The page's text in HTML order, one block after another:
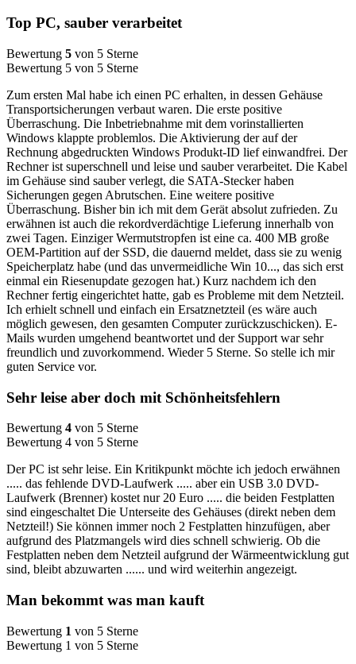
Top PC, sauber verarbeitet
Bewertung 5 von 5 Sterne
Bewertung 5 von 5 Sterne
Zum ersten Mal habe ich einen PC erhalten, in dessen Gehäuse
Transportsicherungen verbaut waren. Die erste positive
Überraschung. Die Inbetriebnahme mit dem vorinstallierten
Windows klappte problemlos. Die Aktivierung der auf der
Rechnung abgedruckten Windows Produkt-ID lief einwandfrei. Der
Rechner ist superschnell und leise und sauber verarbeitet. Die Kabel
im Gehäuse sind sauber verlegt, die SATA-Stecker haben
Sicherungen gegen Abrutschen. Eine weitere positive
Überraschung. Bisher bin ich mit dem Gerät absolut zufrieden. Zu
erwähnen ist auch die rekordverdächtige Lieferung innerhalb von
zwei Tagen. Einziger Wermutstropfen ist eine ca. 400 MB große
OEM-Partition auf der SSD, die dauernd meldet, dass sie zu wenig
Speicherplatz habe (und das unvermeidliche Win 10..., das sich erst
einmal ein Riesenupdate gezogen hat.) Kurz nachdem ich den
Rechner fertig eingerichtet hatte, gab es Probleme mit dem Netzteil.
Ich erhielt schnell und einfach ein Ersatznetzteil (es wäre auch
möglich gewesen, den gesamten Computer zurückzuschicken). E-
Mails wurden umgehend beantwortet und der Support war sehr
freundlich und zuvorkommend. Wieder 5 Sterne. So stelle ich mir
guten Service vor.
Sehr leise aber doch mit Schönheitsfehlern
Bewertung 4 von 5 Sterne
Bewertung 4 von 5 Sterne
Der PC ist sehr leise. Ein Kritikpunkt möchte ich jedoch erwähnen
..... das fehlende DVD-Laufwerk ..... aber ein USB 3.0 DVD-
Laufwerk (Brenner) kostet nur 20 Euro ..... die beiden Festplatten
sind eingeschaltet Die Unterseite des Gehäuses (direkt neben dem
Netzteil!) Sie können immer noch 2 Festplatten hinzufügen, aber
aufgrund des Platzmangels wird dies schnell schwierig. Ob die
Festplatten neben dem Netzteil aufgrund der Wärmeentwicklung gut
sind, bleibt abzuwarten ...... und wird weiterhin angezeigt.
Man bekommt was man kauft
Bewertung 1 von 5 Sterne
Bewertung 1 von 5 Sterne